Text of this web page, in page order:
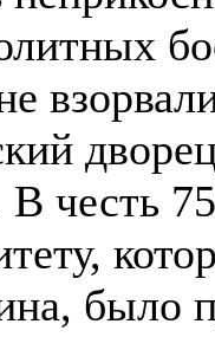
честь
было